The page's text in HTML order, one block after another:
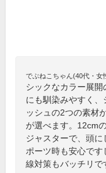
でぶねこちゃん(40代・女
シックなカラー展
にも馴染みやすく
ッシュの2つの素材
が選べます。12cm
ジャスターで、頭
ポーツ時も安心で
線対策もバッチリで